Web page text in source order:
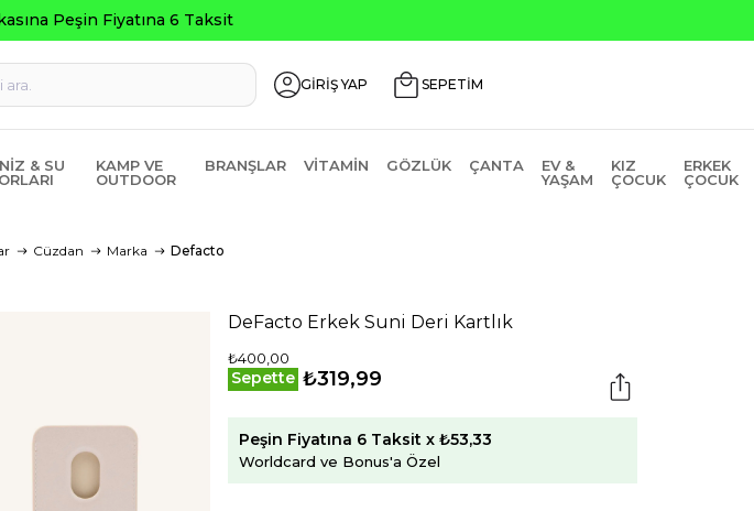
Peşin Fiyatına 6 Taksit
GİRİŞ YAP SEPETİM
& SU
KAMP VE
OUTDOOR
BRANŞLAR VITAMIN GÖZLÜK ÇANTA
EV &
YAŞAM
KIZ
ÇOCUK
ERKEK
ÇOCUK
Cüzdan Marka Defacto
DeFacto Erkek Suni Deri Kartlık
₺400,00
Sepette ₺319,99
Peşin Fiyatına 6 Taksit x ₺53,33
Worldcard ve Bonus'a Özel